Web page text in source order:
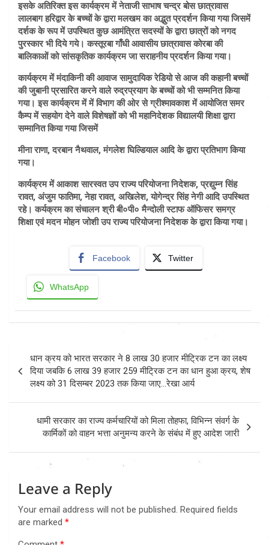
इसके अतिरिक्त इस कार्यक्रम में नेताजी साभाष चन्द्र बोस छात्रावास
लालबाग हरिद्वार के बच्चों के द्वारा मलखम का अद्भुत प्रदर्शन किया गया जिसमें
दर्शक के रूप में उपस्थित कुछ आमंत्रित सदस्यों के द्वारा छात्रों को नगद
पुरस्कार भी दिये गये। कस्तूरबा गाँधी आवासीय छात्रावास कोरबा की
बालिकाओं को सांसकृतिक कार्यक्रम जा सराहनीय प्रदर्शन किया गया।
कार्यक्रम में मंदाकिनी की आवाज सामुदायिक रेडियो से आज की कहानी बच्चों
की जुबानी प्रसारित करने वाले रुद्रप्रयाग के बच्चों को भी सम्मनित किया
गया। इस कार्यक्रम में में विभाग की ओर से ग्रीश्मावकाश में आयोजित समर
कैम्प में सहयोग देने वाले विशेषज्ञों को भी महानिदेशक विद्यालयी शिक्षा द्वारा
सम्मानित किया गया जिसमें
मीना राणा, दरबान नैथवाल, मंगलेश घिल्डियाल आदि के द्वारा प्रतिभाग किया
गया।
कार्यक्रम में आकाश सारस्वत उप राज्य परियोजना निदेशक, प्रद्युम्न सिंह
रावत, अंजुम फातिमा, नेहा रावत, अखिलेश, योगेन्द्र सिंह नेगी आदि उपस्थित
रहे। कर्यक्रम का संचालन श्री बी०पी० मैन्दोली स्टाफ ऑफिसर समग्र
शिक्षा एवं मदन मोहन जोशी उप राज्य परियोजना निदेशक के द्वारा किया गया।
Facebook Twitter
WhatsApp
navigation
धान क्रय को भारत सरकार ने 8 लाख 30 हजार मीट्रिक टन का लक्ष्य
दिया जबकि 6 लाख 39 हजार 259 मीट्रिक टन का धान हुआ क्रय, शेष
लक्ष्य को 31 दिसम्बर 2023 तक किया जाए…रेखा आर्य
धामी सरकार का राज्य कर्मचारियों को मिला तोहफा, विभिन्न संवर्ग के
कार्मिकों को वाहन भत्ता अनुमन्य करने के संबंध में हुए आदेश जारी
Leave a Reply
Your email address will not be published. Required fields
are marked *